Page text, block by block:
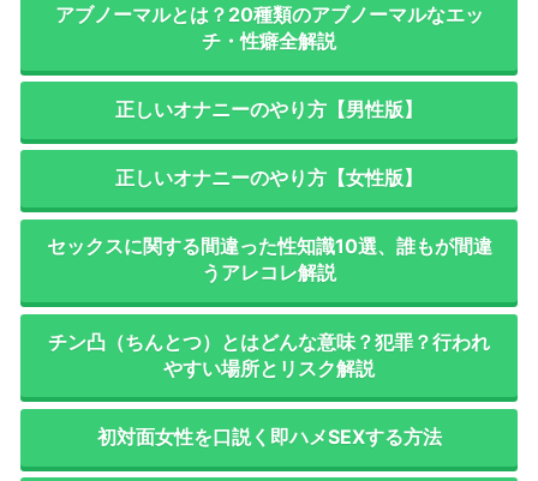
アブノーマルとは？20種類のアブノーマルなエッ
チ・性癖全解説
正しいオナニーのやり方【男性版】
正しいオナニーのやり方【女性版】
セックスに関する間違った性知識10選、誰もが間違
うアレコレ解説
チン凸（ちんとつ）とはどんな意味？犯罪？行われ
やすい場所とリスク解説
初対面女性を口説く即ハメSEXする方法